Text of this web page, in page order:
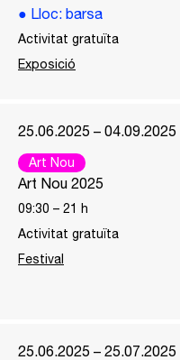
● Lloc: barsa
Activitat gratuïta
Exposició
25.06.2025 – 04.09.2025
Art Nou
Art Nou 2025
09:30 – 21
h
Activitat gratuïta
Festival
25.06.2025 – 25.07.2025